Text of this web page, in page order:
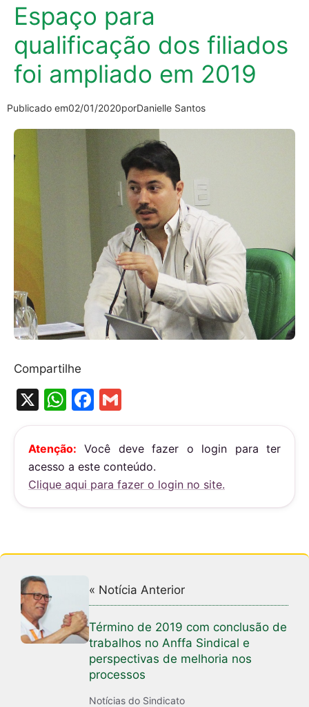
Espaço para
qualificação dos filiados
foi ampliado em 2019
Publicado em02/01/2020porDanielle Santos
Compartilhe
X
W
h
at
s
A
p
F
a
c
e
b
o
k
m
ai
l
Atenção: Você deve fazer o login para ter
acesso a este conteúdo.
Clique aqui para fazer o login no site.
« Notícia Anterior
Término de 2019 com conclusão de
trabalhos no Anffa Sindical e
perspectivas de melhoria nos
processos
Notícias do Sindicato